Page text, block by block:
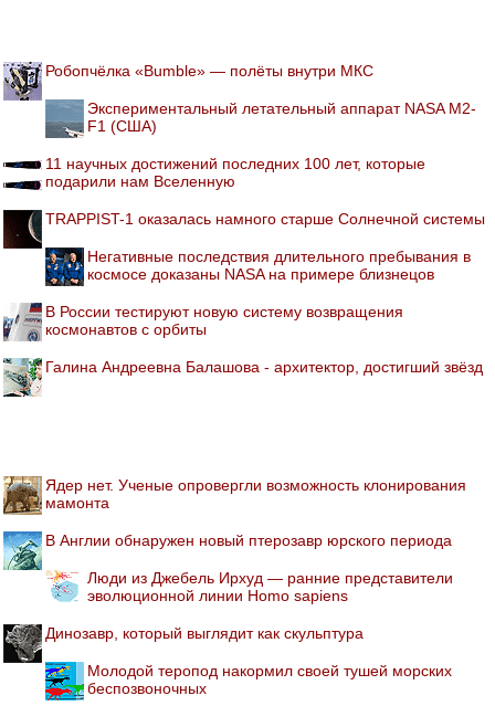
Робопчёлка «Bumble» — полёты внутри МКС
Экспериментальный летательный аппарат NASA M2-
F1 (США)
11 научных достижений последних 100 лет, которые
подарили нам Вселенную
TRAPPIST-1 оказалась намного старше Солнечной системы
Негативные последствия длительного пребывания в
космосе доказаны NASA на примере близнецов
В России тестируют новую систему возвращения
космонавтов с орбиты
Галина Андреевна Балашова - архитектор, достигший звёзд
Ядер нет. Ученые опровергли возможность клонирования
мамонта
В Англии обнаружен новый птерозавр юрского периода
Люди из Джебель Ирхуд — ранние представители
эволюционной линии Homo sapiens
Динозавр, который выглядит как скульптура
Молодой теропод накормил своей тушей морских
беспозвоночных